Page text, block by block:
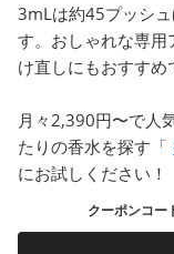
3mLは約45プッシ
す。おしゃれな専
け直しにもおすすめ
月々2,390円〜で人
たりの香水を探す「
にお試しください！
クーポンコー